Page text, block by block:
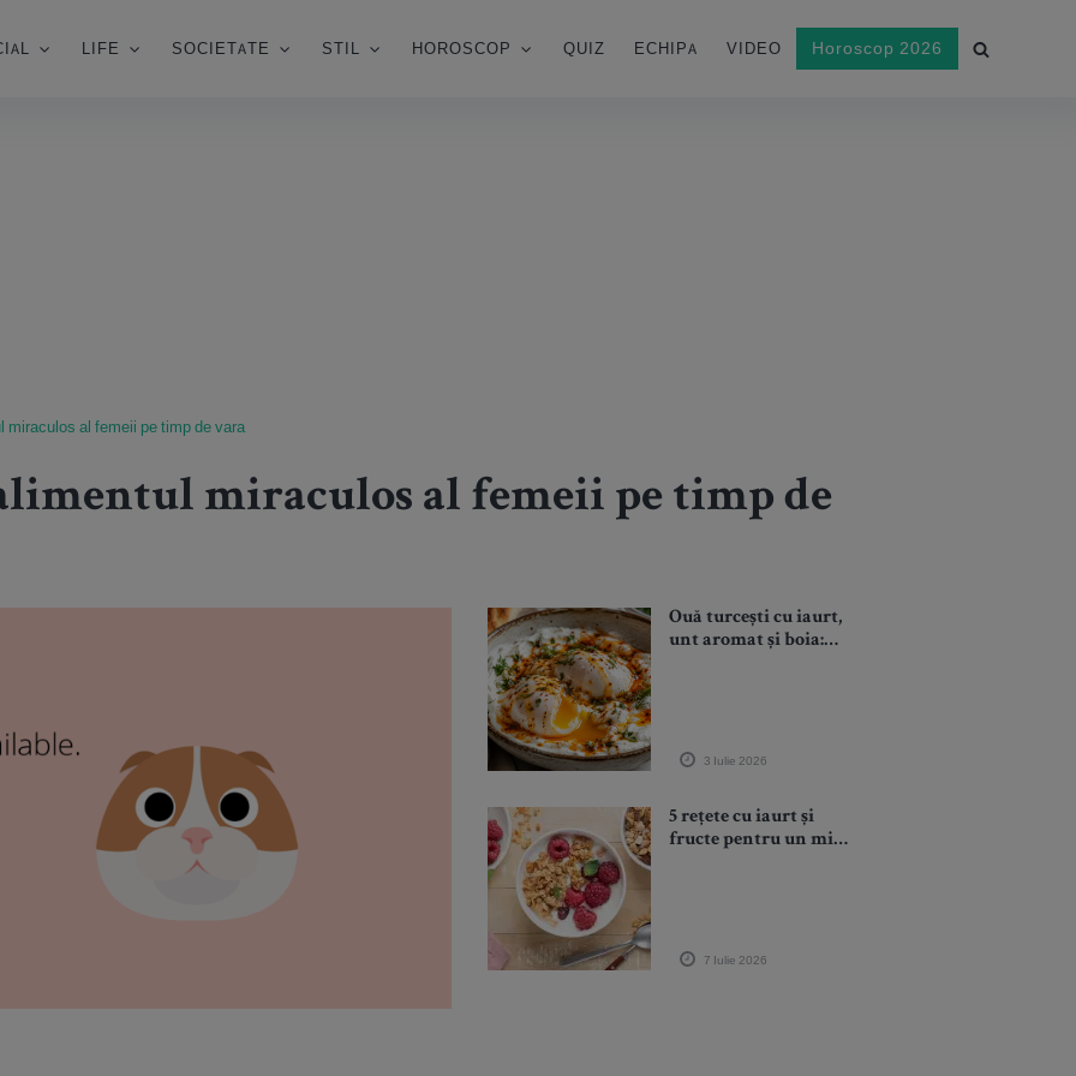
LIFE SOCIETATE STIL HOROSCOP QUIZ ECHIPA VIDEO Horoscop 2026
miraculos al femeii pe timp de vara
miraculos al femeii pe timp de
Ouă turcești cu iaurt,
unt aromat și boia:
3 Iulie 2026
5 rețete cu iaurt și
fructe pentru un mic
7 Iulie 2026